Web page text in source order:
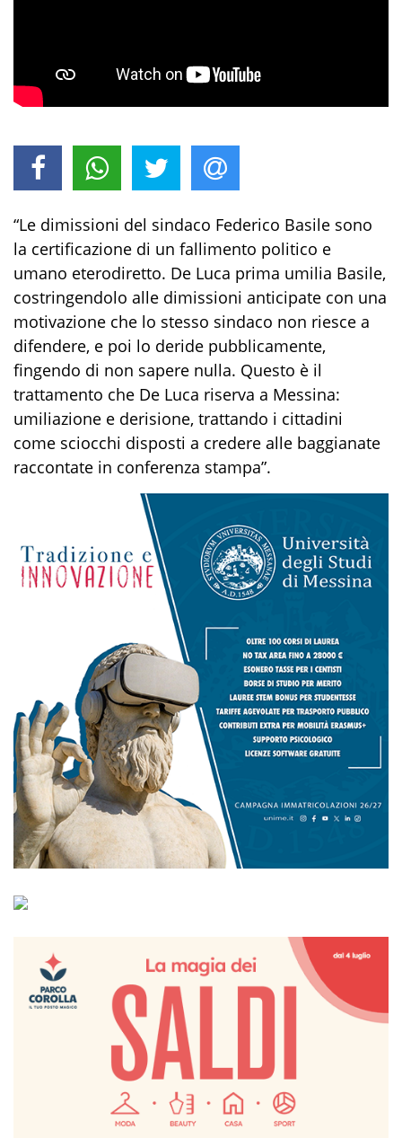
“Le dimissioni del sindaco Federico Basile sono
la certificazione di un fallimento politico e
umano eterodiretto. De Luca prima umilia Basile,
costringendolo alle dimissioni anticipate con una
motivazione che lo stesso sindaco non riesce a
difendere, e poi lo deride pubblicamente,
fingendo di non sapere nulla. Questo è il
trattamento che De Luca riserva a Messina:
umiliazione e derisione, trattando i cittadini
come sciocchi disposti a credere alle baggianate
raccontate in conferenza stampa”.